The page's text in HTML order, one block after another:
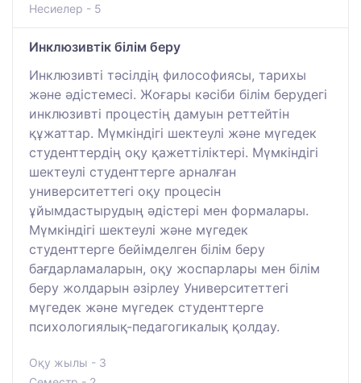
Несиелер - 5
Инклюзивтік білім беру
Инклюзивті тәсілдің философиясы, тарихы
және әдістемесі. Жоғары кәсіби білім берудегі
инклюзивті процестің дамуын реттейтін
құжаттар. Мүмкіндігі шектеулі және мүгедек
студенттердің оқу қажеттіліктері. Мүмкіндігі
шектеулі студенттерге арналған
университеттегі оқу процесін
ұйымдастырудың әдістері мен формалары.
Мүмкіндігі шектеулі және мүгедек
студенттерге бейімделген білім беру
бағдарламаларын, оқу жоспарлары мен білім
беру жолдарын әзірлеу Университеттегі
мүгедек және мүгедек студенттерге
психологиялық-педагогикалық қолдау.
Оқу жылы - 3